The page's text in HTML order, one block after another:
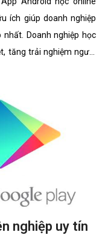
ích giúp doanh nghiệp
Doanh nghiệp học
tăng trải nghiệm người
nghiệp uy tín